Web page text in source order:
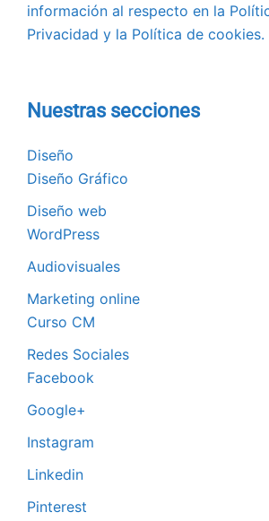
información al respecto en la
Privacidad y la Política de cookies.
Nuestras secciones
Diseño
Diseño Gráfico
Diseño web
WordPress
Audiovisuales
Marketing online
Curso CM
Redes Sociales
Facebook
Google+
Instagram
Linkedin
Pinterest